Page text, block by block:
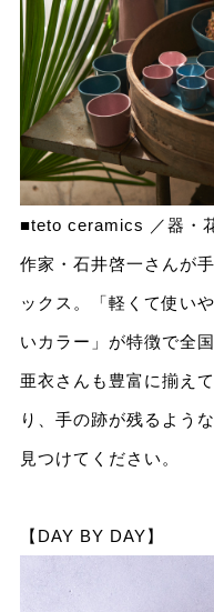
■teto ceramics ／器・
作家・石井啓一さんが
ックス。「軽くて使い
いカラー」が特徴で全
亜衣さんも豊富に揃え
り、手の跡が残るよう
見つけてください。
【DAY BY DAY】